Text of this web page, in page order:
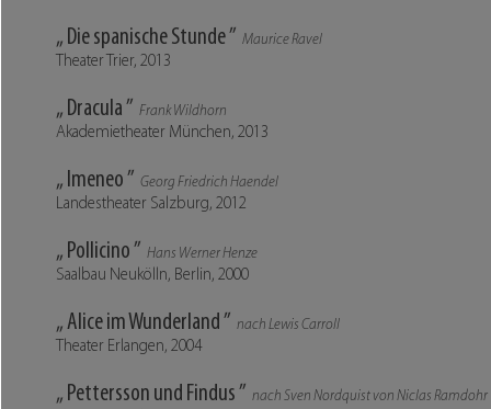
„ Die spanische Stunde ” Maurice Ravel
Theater Trier, 2013
„ Dracula ” Frank Wildhorn
Akademietheater München, 2013
„ Imeneo ” Georg Friedrich Haendel
Landestheater Salzburg, 2012
„ Pollicino ” Hans Werner Henze
Saalbau Neukölln, Berlin, 2000
„ Alice im Wunderland ” nach Lewis Carroll
Theater Erlangen, 2004
„ Pettersson und Findus ” nach Sven Nordquist von Niclas Ramdohr